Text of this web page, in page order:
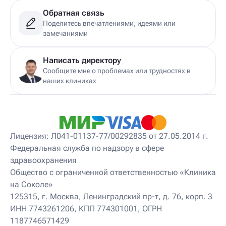
Детский гирудотерапевт
Детский дерматовенеролог
Детский дерматолог
Детский диетолог
Детский инструктор ЛФК
Детский кинезиолог
Детский консультирующий врач ЛФК
Детский мануальный терапевт
Детский массажист
Детский невропатолог
Детский нейропсихолог
Детский нутрициолог
Детский ортопед
Детский остеопат
Детский отоневролог
Детский подиатр
Детский психолог
Детский психотерапевт
Детский реабилитолог
Обратная связь
Поделитесь впечатлениями, идеями или
замечаниями
Написать директору
Сообщите мне о проблемах или трудностях в
наших клиниках
Лицензия: Л041-01137-77/00292835 от 27.05.2014 г.
Федеральная служба по надзору в сфере
здравоохранения
Общество с ограниченной ответственностью «Клиника
на Соколе»
125315, г. Москва, Ленинградский пр-т, д. 76, корп. 3
ИНН 7743261206, КПП 774301001, ОГРН
1187746571429